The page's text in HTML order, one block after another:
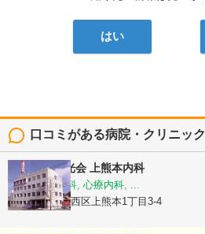
はい
口コミがある病院・クリニック
医療法人陽光会 上熊本内科
内科, 神経内科, 心療内科, ...
熊本県熊本市西区上熊本1丁目3-4